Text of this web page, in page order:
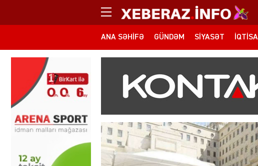
ANA SƏHIFƏ GÜNDƏM SIYASƏT